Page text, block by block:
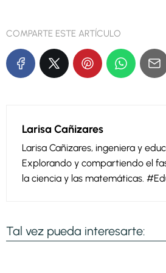
COMPARTE ESTE ARTÍCULO
Larisa Cañizares
Larisa Cañizares, ingeniera y
Explorando y compartiendo el
la ciencia y las matemáticas.
Tal vez pueda interesarte: